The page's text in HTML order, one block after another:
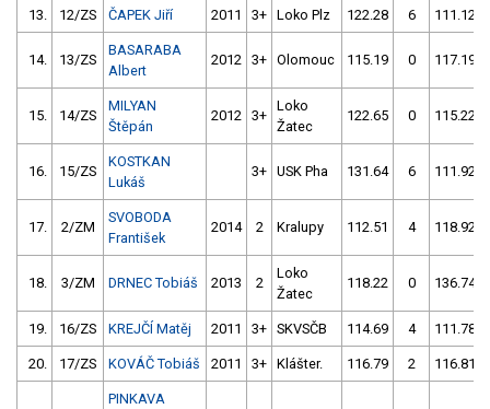
13. 12/ZS ČAPEK Jiří 2011 3+ Loko Plz 122.28 6 111.12
14. 13/ZS
BASARABA
Albert
2012 3+ Olomouc 115.19 0 117.19
15. 14/ZS
MILYAN
Štěpán
2012 3+
Loko
Žatec
122.65 0 115.22
16. 15/ZS
KOSTKAN
Lukáš
3+ USK Pha 131.64 6 111.92
17. 2/ZM
SVOBODA
František
2014 2 Kralupy 112.51 4 118.92
18. 3/ZM DRNEC Tobiáš 2013 2
Loko
Žatec
118.22 0 136.74
19. 16/ZS KREJČÍ Matěj 2011 3+ SKVSČB 114.69 4 111.78
20. 17/ZS KOVÁČ Tobiáš 2011 3+ Klášter. 116.79 2 116.81
PINKAVA